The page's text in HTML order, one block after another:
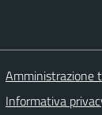
Amministrazione
Informativa